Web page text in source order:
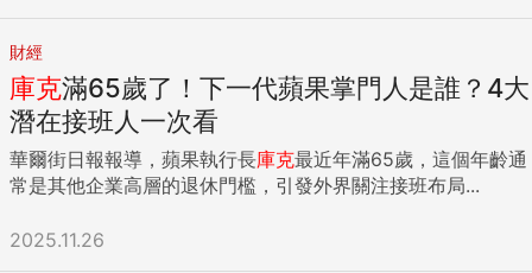
財經
庫克滿65歲了！下一代蘋果掌門人是誰？4大
潛在接班人一次看
華爾街日報報導，蘋果執行長庫克最近年滿65歲，這個年齡通
常是其他企業高層的退休門檻，引發外界關注接班布局...
2025.11.26